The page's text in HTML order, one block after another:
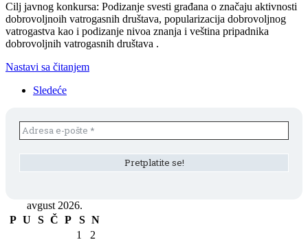
Cilj javnog konkursa: Podizanje svesti građana o značaju aktivnosti
dobrovoljnoih vatrogasnih društava, popularizacija dobrovoljnog
vatrogastva kao i podizanje nivoa znanja i veština pripadnika
dobrovoljnih vatrogasnih društava .
Nastavi sa čitanjem
Sledeće
avgust 2026.
P U S Č P S N
1
2